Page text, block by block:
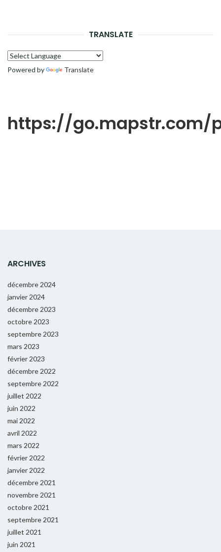
TRANSLATE
Powered by Translate
https://go.mapstr.com/
ARCHIVES
décembre 2024
janvier 2024
décembre 2023
octobre 2023
septembre 2023
mars 2023
février 2023
décembre 2022
septembre 2022
juillet 2022
juin 2022
mai 2022
avril 2022
mars 2022
février 2022
janvier 2022
décembre 2021
novembre 2021
octobre 2021
septembre 2021
juillet 2021
juin 2021